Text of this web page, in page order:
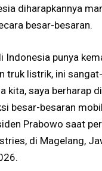
diharapkannya
besar-besaran.
Indonesia punya
truk listrik, ini
kita, saya berharap
besar-besaran
Prabowo saat
di Magelang,